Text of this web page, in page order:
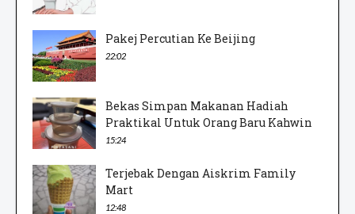
Pakej Percutian Ke Beijing
22:02
Bekas Simpan Makanan Hadiah
Praktikal Untuk Orang Baru Kahwin
15:24
Terjebak Dengan Aiskrim Family
Mart
12:48